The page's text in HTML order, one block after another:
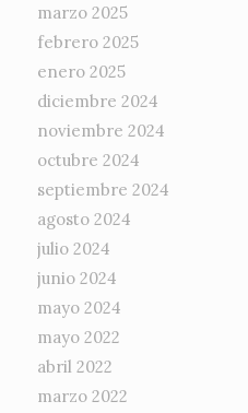
marzo 2025
febrero 2025
enero 2025
diciembre 2024
noviembre 2024
octubre 2024
septiembre 2024
agosto 2024
julio 2024
junio 2024
mayo 2024
mayo 2022
abril 2022
marzo 2022